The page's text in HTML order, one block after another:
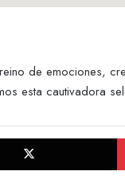
de emociones,
esta cautivadora
X